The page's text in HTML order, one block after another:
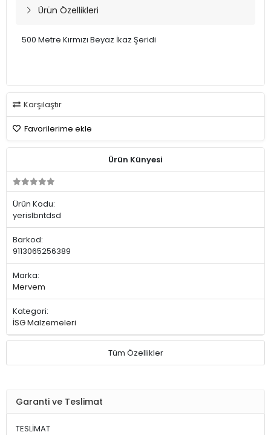
Ürün Özellikleri
500 Metre Kırmızı Beyaz İkaz Şeridi
Karşılaştır
Favorilerime ekle
Ürün Künyesi
Ürün Kodu:
yerislbntdsd
Barkod:
9113065256389
Marka:
Mervem
Kategori:
İSG Malzemeleri
Tüm Özellikler
Garanti ve Teslimat
TESLİMAT